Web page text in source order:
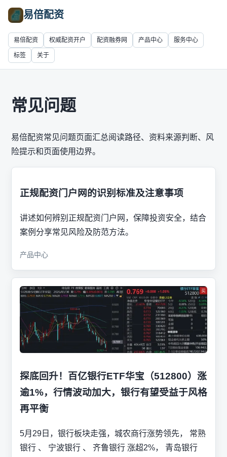
易倍配资
易倍配资 权威配资开户 配资融券网 产品中心 服务中心
标签 关于
常见问题
易倍配资常见问题页面汇总阅读路径、资料来源判断、风
险提示和页面使用边界。
正规配资门户网的识别标准及注意事项
讲述如何辨别正规配资门户网，保障投资安全，结合
案例分享常见风险及防范方法。
产品中心
探底回升！百亿银行ETF华宝（512800）涨
逾1%，行情波动加大，银行有望受益于风格
再平衡
5月29日，银行板块走强，城农商行涨势领先， 常熟
银行 、 宁波银行 、 齐鲁银行 涨超2%， 青岛银行